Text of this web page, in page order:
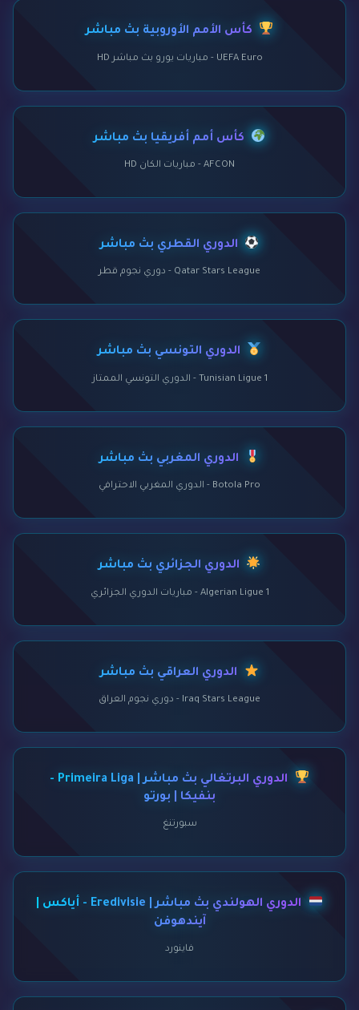
كأس الأمم الأوروبية بث مباشر
UEFA Euro - مباريات يورو بث مباشر HD
كأس أمم أفريقيا بث مباشر
AFCON - مباريات الكان HD
الدوري القطري بث مباشر
Qatar Stars League - دوري نجوم قطر
الدوري التونسي بث مباشر
Tunisian Ligue 1 - الدوري التونسي الممتاز
الدوري المغربي بث مباشر
Botola Pro - الدوري المغربي الاحترافي
الدوري الجزائري بث مباشر
Algerian Ligue 1 - مباريات الدوري الجزائري
الدوري العراقي بث مباشر
Iraq Stars League - دوري نجوم العراق
الدوري البرتغالي بث مباشر | Primeira Liga -
بنفيكا | بورتو
سبورتنغ
الدوري الهولندي بث مباشر | Eredivisie - أياكس |
آيندهوفن
فاينورد